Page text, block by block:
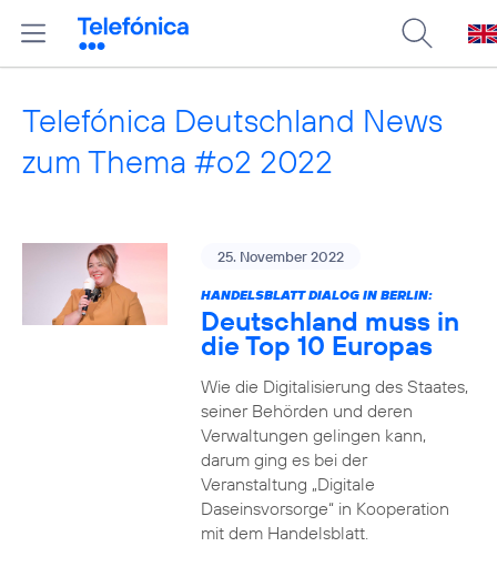
Telefónica Deutschland News
zum Thema #o2 2022
25. November 2022
HANDELSBLATT DIALOG IN BERLIN:
Deutschland muss in
die Top 10 Europas
Wie die Digitalisierung des Staates,
seiner Behörden und deren
Verwaltungen gelingen kann,
darum ging es bei der
Veranstaltung „Digitale
Daseinsvorsorge“ in Kooperation
mit dem Handelsblatt.